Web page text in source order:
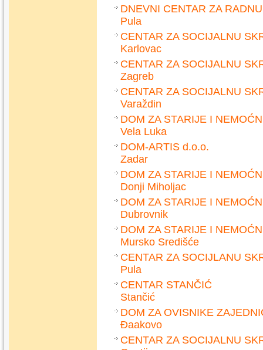
DNEVNI CENTAR ZA
Pula
CENTAR ZA SOCIJALNU
Karlovac
CENTAR ZA SOCIJALNU
Zagreb
CENTAR ZA SOCIJALNU
Varaždin
DOM ZA STARIJE I
Vela Luka
DOM-ARTIS d.o.o.
Zadar
DOM ZA STARIJE I
Donji Miholjac
DOM ZA STARIJE I
Dubrovnik
DOM ZA STARIJE I
Mursko Središće
CENTAR ZA SOCIJLANU
Pula
CENTAR STANČIĆ
Stančić
DOM ZA OVISNIKE
Đaakovo
CENTAR ZA SOCIJALNU